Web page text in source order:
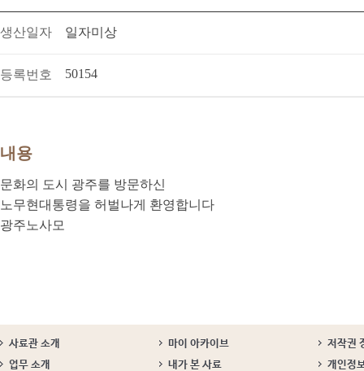
생산일자 일자미상
등록번호 50154
내용
문화의 도시 광주를 방문하신
노무현대통령을 허벌나게 환영합니다
광주노사모
사료관 소개 마이 아카이브
저작권
업무 소개
내가 본 사료 개인정